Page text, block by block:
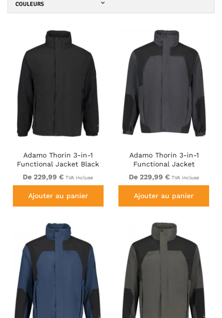
COULEURS
Adamo Thorin 3-in-1
Functional Jacket Black
De 229,99 € TVA incluse
Ajouter au panier
Adamo Thorin 3-in-1
Functional Jacket
Charcoal/Black
De 229,99 € TVA incluse
Ajouter au panier